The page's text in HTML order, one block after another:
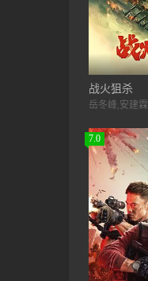
战火狙杀
岳冬峰,安建霖
7.0